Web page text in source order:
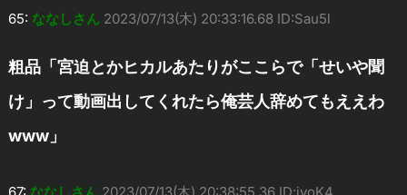
65: ななしさん 2023/07/13(木) 20:33:16.68 ID:Sau5l
粗品「宮迫とかヒカルあたりがここらで「せいや聞
け」って動画出してくれたら俺芸人辞めてもええわ
www」